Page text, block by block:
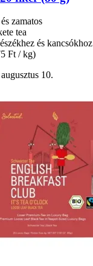
zamatos
tea
és kancsókhoz
Ft / kg)
10.